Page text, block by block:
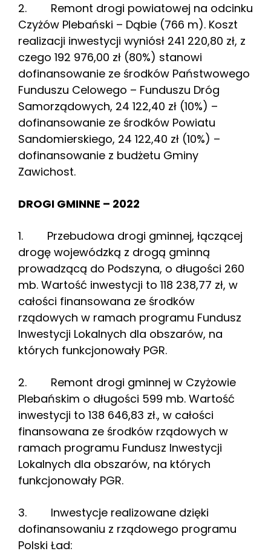
2. Remont drogi powiatowej na odcinku
Czyżów Plebański – Dąbie (766 m). Koszt
realizacji inwestycji wyniósł 241 220,80 zł, z
czego 192 976,00 zł (80%) stanowi
dofinansowanie ze środków Państwowego
Funduszu Celowego – Funduszu Dróg
Samorządowych, 24 122,40 zł (10%) –
dofinansowanie ze środków Powiatu
Sandomierskiego, 24 122,40 zł (10%) –
dofinansowanie z budżetu Gminy
Zawichost.
DROGI GMINNE – 2022
1. Przebudowa drogi gminnej, łączącej
drogę wojewódzką z drogą gminną
prowadzącą do Podszyna, o długości 260
mb. Wartość inwestycji to 118 238,77 zł, w
całości finansowana ze środków
rządowych w ramach programu Fundusz
Inwestycji Lokalnych dla obszarów, na
których funkcjonowały PGR.
2. Remont drogi gminnej w Czyżowie
Plebańskim o długości 599 mb. Wartość
inwestycji to 138 646,83 zł., w całości
finansowana ze środków rządowych w
ramach programu Fundusz Inwestycji
Lokalnych dla obszarów, na których
funkcjonowały PGR.
3. Inwestycje realizowane dzięki
dofinansowaniu z rządowego programu
Polski Ład: